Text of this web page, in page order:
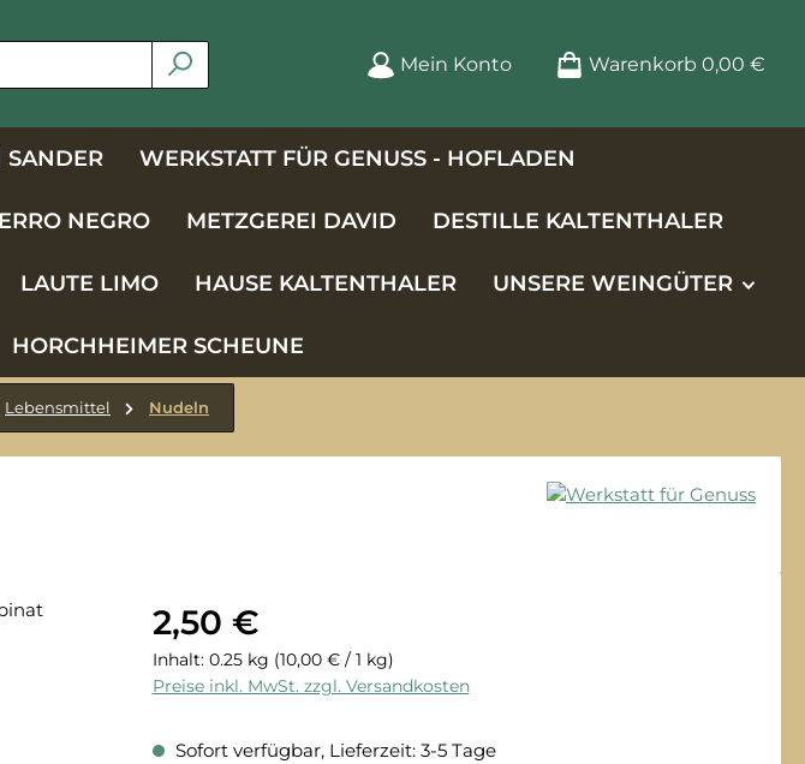
Mein Konto
Warenkorb 0,00 €
SANDER WERKSTATT FÜR GENUSS - HOFLADEN
NEGRO METZGEREI DAVID DESTILLE KALTENTHALER
LAUTE LIMO HAUSE KALTENTHALER UNSERE WEINGÜTER
HORCHHEIMER SCHEUNE
Lebensmittel Nudeln
2,50 €
Inhalt: 0.25 kg (10,00 € / 1 kg)
Preise inkl. MwSt. zzgl. Versandkosten
Sofort verfügbar, Lieferzeit: 3-5 Tage